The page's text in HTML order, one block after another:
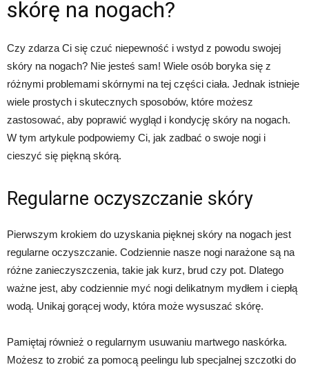
skórę na nogach?
Czy zdarza Ci się czuć niepewność i wstyd z powodu swojej
skóry na nogach? Nie jesteś sam! Wiele osób boryka się z
różnymi problemami skórnymi na tej części ciała. Jednak istnieje
wiele prostych i skutecznych sposobów, które możesz
zastosować, aby poprawić wygląd i kondycję skóry na nogach.
W tym artykule podpowiemy Ci, jak zadbać o swoje nogi i
cieszyć się piękną skórą.
Regularne oczyszczanie skóry
Pierwszym krokiem do uzyskania pięknej skóry na nogach jest
regularne oczyszczanie. Codziennie nasze nogi narażone są na
różne zanieczyszczenia, takie jak kurz, brud czy pot. Dlatego
ważne jest, aby codziennie myć nogi delikatnym mydłem i ciepłą
wodą. Unikaj gorącej wody, która może wysuszać skórę.
Pamiętaj również o regularnym usuwaniu martwego naskórka.
Możesz to zrobić za pomocą peelingu lub specjalnej szczotki do